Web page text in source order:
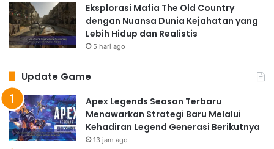
Eksplorasi Mafia The Old Country
dengan Nuansa Dunia Kejahatan yang
Lebih Hidup dan Realistis
5 hari ago
Update Game
Apex Legends Season Terbaru
Menawarkan Strategi Baru Melalui
Kehadiran Legend Generasi Berikutnya
13 jam ago